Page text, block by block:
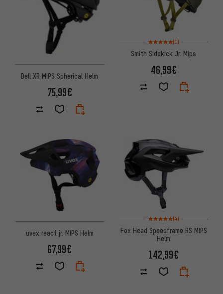
Bell XR MIPS Spherical Helm
75,99€
Bewertungen: 5 von 5
(1)
Smith Sidekick Jr. Mips
46,99€
uvex react jr. MIPS Helm
67,99€
Bewertungen: 5 von 5
(4)
Fox Head Speedframe RS MIPS
Helm
142,99€